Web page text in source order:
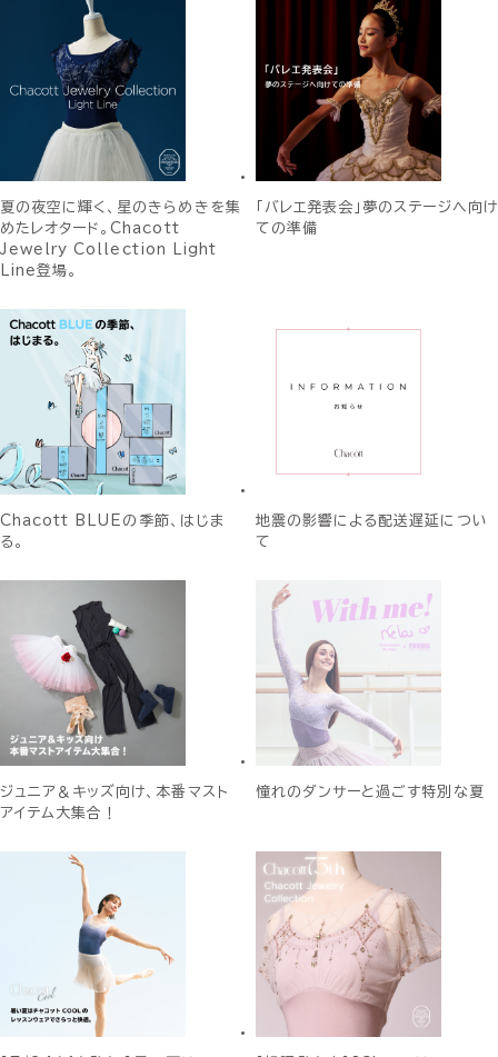
夏の夜空に輝く、星のきらめきを集
めたレオタード。Chacott
Jewelry Collection Light
Line登場。
「バレエ発表会」夢のステージへ向け
ての準備
Chacott BLUEの季節、はじま
る。
地震の影響による配送遅延につい
て
ジュニア＆キッズ向け、本番マスト
アイテム大集合！
憧れのダンサーと過ごす特別な夏